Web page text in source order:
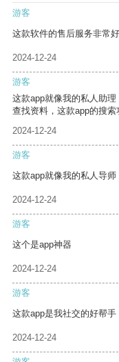
游客
这款软件的售后服务非常
2024-12-24
游客
这款app就像我的私人助
查找资料，这款app的搜索
2024-12-24
游客
这款app就像我的私人导师
2024-12-24
游客
这个是app神器
2024-12-24
游客
这款app是我社交的好帮手
2024-12-24